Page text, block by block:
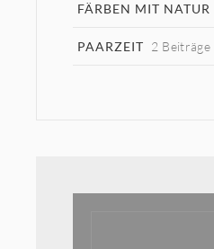
FÄRBEN MIT NATUR
PAARZEIT 2 Beiträge